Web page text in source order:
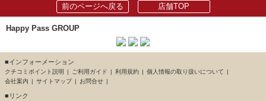
前のページへ戻る 店舗TOP
Happy Pass GROUP
■インフォーメーション
クチコミポイント説明 ご利用ガイド 利用規約
個人情報の取り扱いについて
会社案内
サイトマップ お問合せ
■リンク